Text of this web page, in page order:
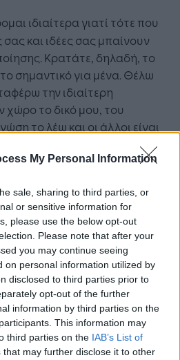
My Personal Information
sale, sharing to third parties, or
or sensitive information for
please use the below opt-out
Please note that after your
you may continue seeing
on personal information utilized by
disclosed to third parties prior to
opt-out of the further
information by third parties on the
This information may
third parties on the IAB’s List of
that may further disclose it to other
ιδιαίτερα γιατί τότε που
και ιδέες σας μπαίνουν
Κρατάτε, δηλαδή, το
σημαντικό για μένα. Θέλω
την ιδιαίτερη
χώρο το δικό μου, του
το λέω και οι άλλοι είναι
από όλα η πρωτοβουλία
ο κόσμος με αυτά που
μας ικανοποιεί μία
που δείχνετε για το κομμάτι
πορείας που ήδη εμείς
θέλουμε να έχουμε όσο
στη ζωή μας. Και
πολλές φορές- να σας
μου την άποψη ότι να
να δώσει πολλά
τα σχολεία.